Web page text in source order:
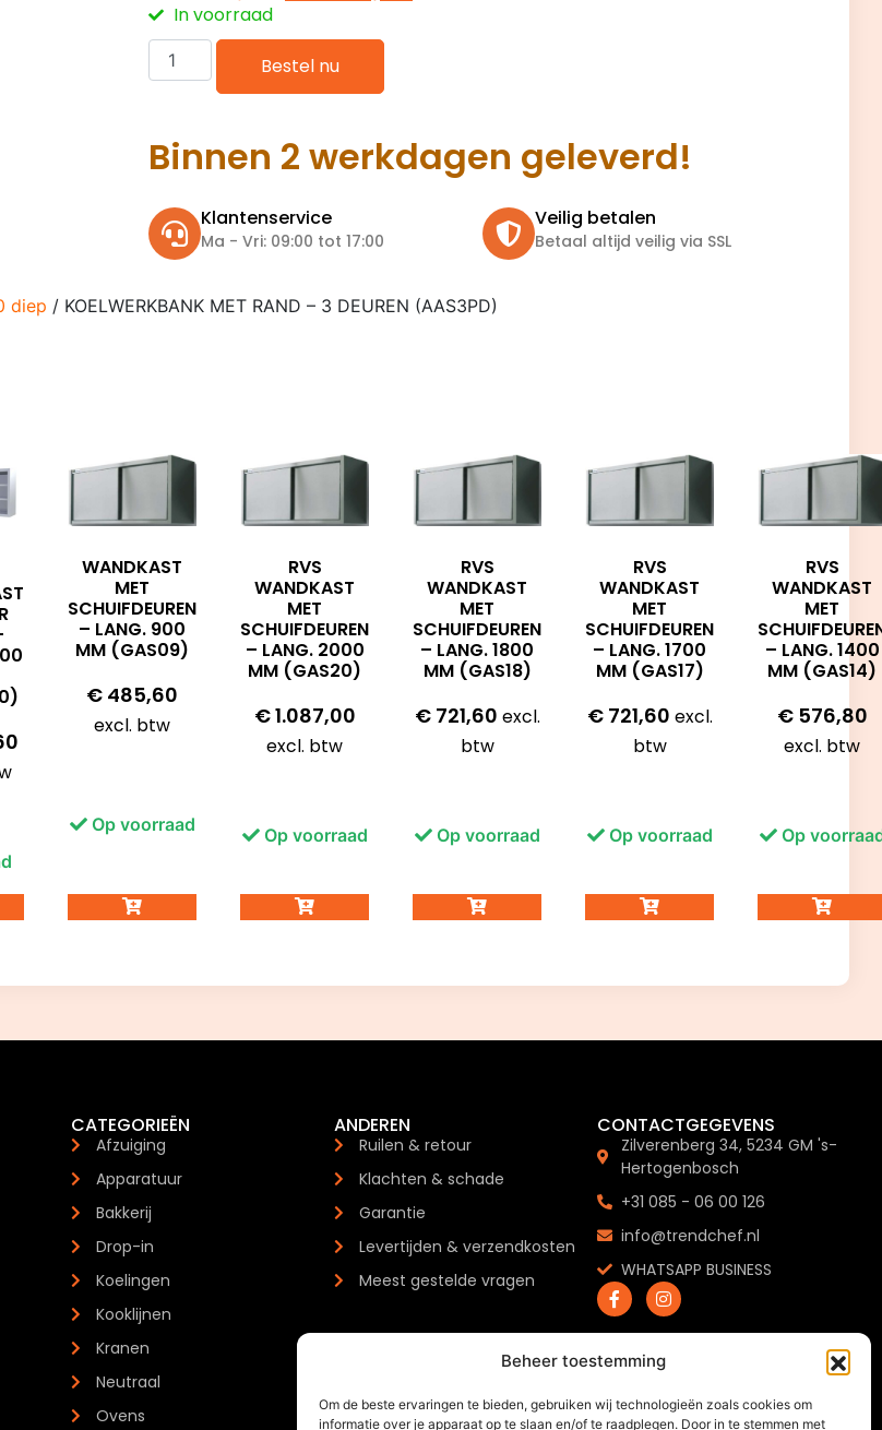
Beheer toestemming
Om de beste ervaringen te bieden, gebruiken wij technologieën zoals cookies om
informatie over je apparaat op te slaan en/of te raadplegen. Door in te stemmen met
In voorraad
Bestel nu
Binnen 2 werkdagen geleverd!
Klantenservice
Ma - Vri: 09:00 tot 17:00
Veilig betalen
Betaal altijd veilig via SSL
diep / KOELWERKBANK MET RAND – 3 DEUREN (AAS3PD)
WANDKAST
MET
SCHUIFDEUREN
– LANG. 900
MM (GAS09)
€ 485,60
excl. btw
Op voorraad
RVS
WANDKAST
MET
SCHUIFDEUREN
– LANG. 2000
MM (GAS20)
€1.087,00
excl. btw
Op voorraad
RVS
WANDKAST
MET
SCHUIFDEUREN
– LANG. 1800
MM (GAS18)
€721,60 excl.
btw
Op voorraad
RVS
WANDKAST
MET
SCHUIFDEUREN
– LANG. 1700
MM (GAS17)
€721,60 excl.
btw
Op voorraad
RVS
WANDKAST
MET
– LANG. 1400
MM (GAS14)
€576,80
excl. btw
Op
CATEGORIEËN
Afzuiging
Apparatuur
Bakkerij
Drop-in
Koelingen
Kooklijnen
Kranen
Neutraal
Ovens
ANDEREN
Ruilen & retour
Klachten & schade
Garantie
Levertijden & verzendkosten
Meest gestelde vragen
CONTACTGEGEVENS
Zilverenberg 34, 5234 GM 's-
Hertogenbosch
+31 085 - 06 00 126
info@trendchef.nl
WHATSAPP BUSINESS